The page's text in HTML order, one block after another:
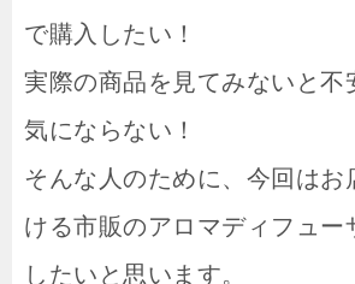
で購入したい！
実際の商品を見てみないと不
気にならない！
そんな人のために、今回はお
ける市販のアロマディフュー
したいと思います。